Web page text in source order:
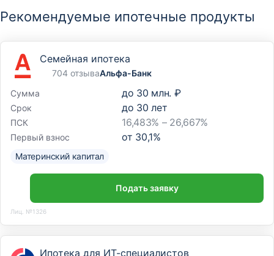
Рекомендуемые ипотечные продукты
Семейная ипотека
704 отзываАльфа-Банк
Сумма
до 30 млн. ₽
Срок до 30 лет
ПСК 16,483% – 26,667%
Первый взнос от 30,1%
Материнский капитал
Подать заявку
Лиц. №1326
Ипотека для ИТ-специалистов